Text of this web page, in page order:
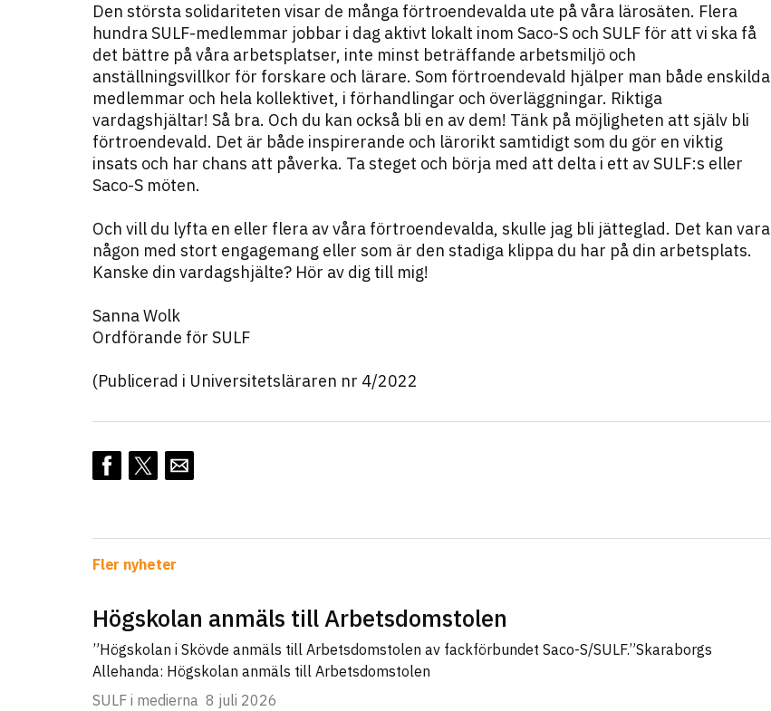
Den största solidariteten visar de många förtroendevalda ute på våra lärosäten. Flera
hundra SULF-medlemmar jobbar i dag aktivt lokalt inom Saco-S och SULF för att vi ska få
det bättre på våra arbetsplatser, inte minst beträffande arbetsmiljö och
anställningsvillkor för forskare och lärare. Som förtroendevald hjälper man både enskilda
medlemmar och hela kollektivet, i förhandlingar och överläggningar. Riktiga
vardagshjältar! Så bra. Och du kan också bli en av dem! Tänk på möjligheten att själv bli
förtroendevald. Det är både inspirerande och lärorikt samtidigt som du gör en viktig
insats och har chans att påverka. Ta steget och börja med att delta i ett av SULF:s eller
Saco-S möten.
Och vill du lyfta en eller flera av våra förtroendevalda, skulle jag bli jätteglad. Det kan vara
någon med stort engagemang eller som är den stadiga klippa du har på din arbetsplats.
Kanske din vardagshjälte? Hör av dig till mig!
Sanna Wolk
Ordförande för SULF
(Publicerad i Universitetsläraren nr 4/2022
Fler nyheter
Högskolan anmäls till Arbetsdomstolen
”Högskolan i Skövde anmäls till Arbetsdomstolen av fackförbundet Saco-S/SULF.”Skaraborgs
Allehanda: Högskolan anmäls till Arbetsdomstolen
SULF i medierna 8 juli 2026